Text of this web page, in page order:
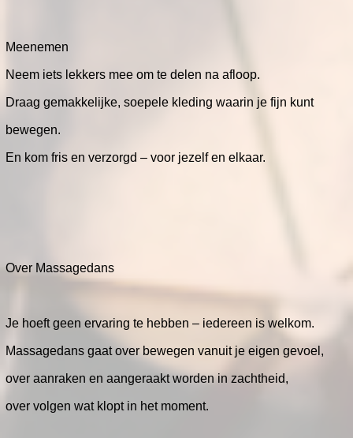
Meenemen
Neem iets lekkers mee om te delen na afloop.
Draag gemakkelijke, soepele kleding waarin je fijn kunt
bewegen.
En kom fris en verzorgd – voor jezelf en elkaar.
Over Massagedans
Je hoeft geen ervaring te hebben – iedereen is welkom.
Massagedans gaat over bewegen vanuit je eigen gevoel,
over aanraken en aangeraakt worden in zachtheid,
over volgen wat klopt in het moment.